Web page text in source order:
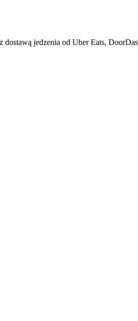
jedzenia od Uber Eats,